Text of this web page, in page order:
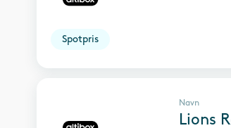
Spotpris
Navn
Lions